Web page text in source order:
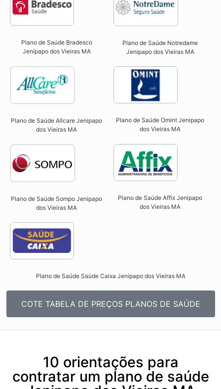
Plano de Saúde Bradesco
Jenipapo dos Vieiras MA
Plano de Saúde Notredame
Jenipapo dos Vieiras MA​
Plano de Saúde Allcare Jenipapo
dos Vieiras MA​
Plano de Saúde Omint Jenipapo
dos Vieiras MA​
Plano de Saúde Sompo Jenipapo
dos Vieiras MA​
Plano de Saúde Affix Jenipapo
dos Vieiras MA​
Plano de Saúde Saúde Caixa Jenipapo dos Vieiras MA​
COTE TABELA DE PREÇOS PLANOS DE SAÚDE
10 orientações para
contratar um plano de saúde